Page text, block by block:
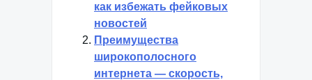
как избежать фейковых
новостей
Преимущества
широкополосного
интернета — скорость,